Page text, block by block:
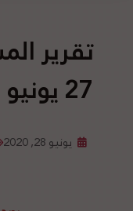
27 يونيو 2020
يونيو 28, 2020